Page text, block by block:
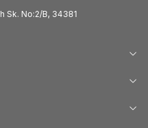
Sk. No:2/B, 34381